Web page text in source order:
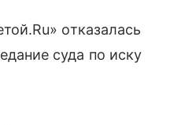
отказалась
суда по иску